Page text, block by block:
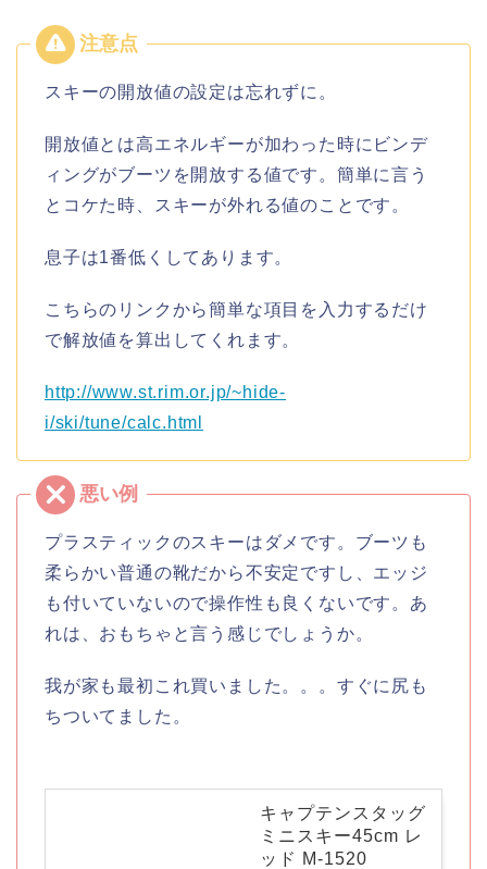
スキーの開放値の設定は忘れずに。
開放値とは高エネルギーが加わった時にビンデ
ィングがブーツを開放する値です。簡単に言う
とコケた時、スキーが外れる値のことです。
息子は1番低くしてあります。
こちらのリンクから簡単な項目を入力するだけ
で解放値を算出してくれます。
http://www.st.rim.or.jp/~hide-
i/ski/tune/calc.html
プラスティックのスキーはダメです。ブーツも
柔らかい普通の靴だから不安定ですし、エッジ
も付いていないので操作性も良くないです。あ
れは、おもちゃと言う感じでしょうか。
我が家も最初これ買いました。。。すぐに尻も
ちついてました。
キャプテンスタッグ
ミニスキー45cm レ
ッド M-1520